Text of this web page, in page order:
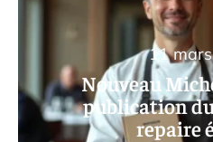
Nouveau
publication
repaire
11